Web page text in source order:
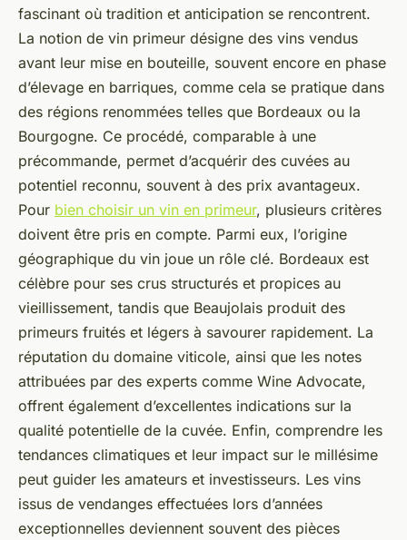
fascinant où tradition et anticipation se rencontrent.
La notion de vin primeur désigne des vins vendus
avant leur mise en bouteille, souvent encore en phase
d’élevage en barriques, comme cela se pratique dans
des régions renommées telles que Bordeaux ou la
Bourgogne. Ce procédé, comparable à une
précommande, permet d’acquérir des cuvées au
potentiel reconnu, souvent à des prix avantageux.
Pour bien choisir un vin en primeur, plusieurs critères
doivent être pris en compte. Parmi eux, l’origine
géographique du vin joue un rôle clé. Bordeaux est
célèbre pour ses crus structurés et propices au
vieillissement, tandis que Beaujolais produit des
primeurs fruités et légers à savourer rapidement. La
réputation du domaine viticole, ainsi que les notes
attribuées par des experts comme Wine Advocate,
offrent également d’excellentes indications sur la
qualité potentielle de la cuvée. Enfin, comprendre les
tendances climatiques et leur impact sur le millésime
peut guider les amateurs et investisseurs. Les vins
issus de vendanges effectuées lors d’années
exceptionnelles deviennent souvent des pièces